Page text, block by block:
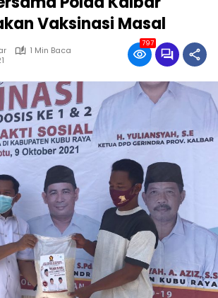
Vaksinasi Masal
1 Min Baca
797